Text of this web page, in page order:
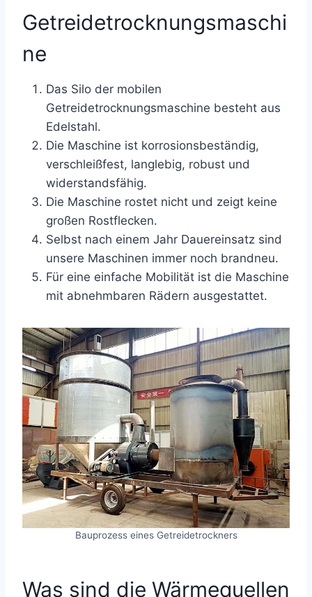
Getreidetrocknungsmaschi
ne
Das Silo der mobilen
Getreidetrocknungsmaschine besteht aus
Edelstahl.
Die Maschine ist korrosionsbeständig,
verschleißfest, langlebig, robust und
widerstandsfähig.
Die Maschine rostet nicht und zeigt keine
großen Rostflecken.
Selbst nach einem Jahr Dauereinsatz sind
unsere Maschinen immer noch brandneu.
Für eine einfache Mobilität ist die Maschine
mit abnehmbaren Rädern ausgestattet.
Bauprozess eines Getreidetrockners
Was sind die Wärmequellen